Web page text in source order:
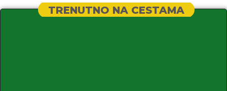
TRENUTNO NA CESTAMA